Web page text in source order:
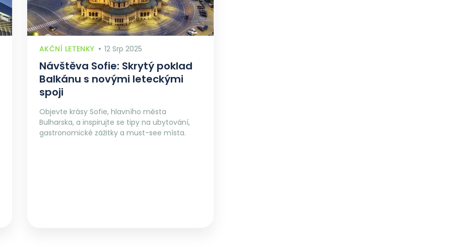
AKČNÍ LETENKY 12 Srp 2025
Návštěva Sofie: Skrytý poklad
Balkánu s novými leteckými
spoji
Objevte krásy Sofie, hlavního města
Bulharska, a inspirujte se tipy na ubytování,
gastronomické zážitky a must-see místa.